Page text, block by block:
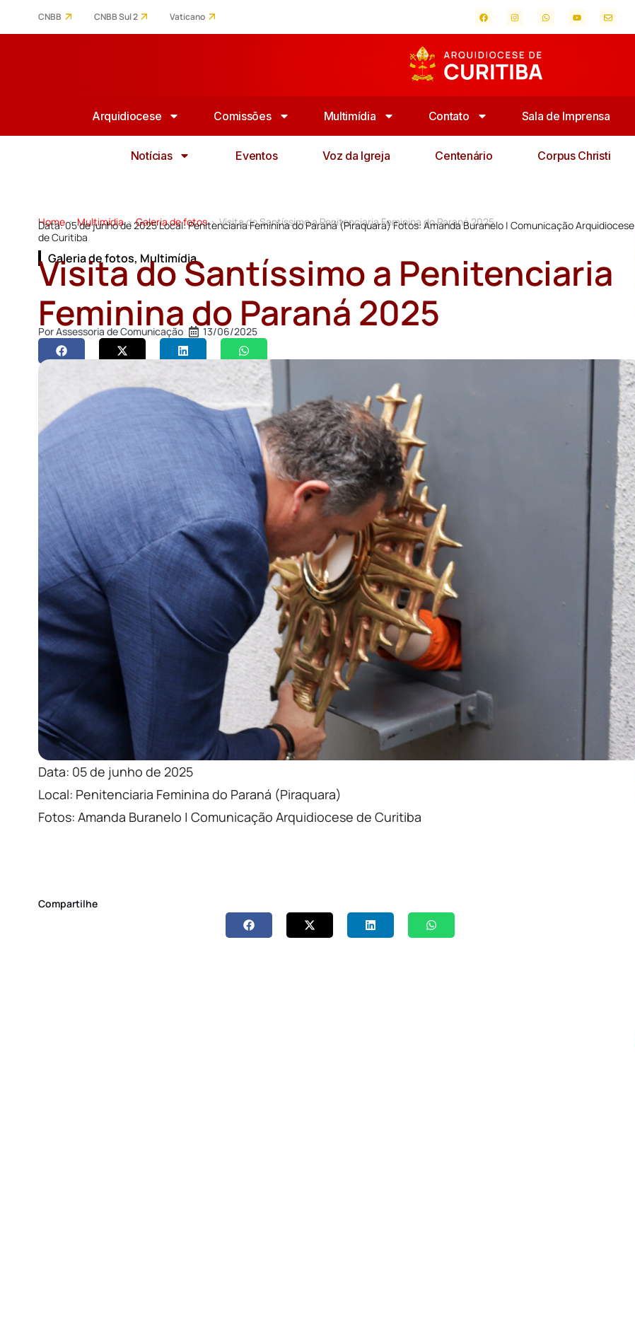
CNBB CNBB Sul 2 Vaticano
Arquidiocese Comissões Multimídia Contato Sala de Imprensa
Notícias Eventos Voz da Igreja Centenário Corpus Christi
Home > Multimídia > Galeria de fotos > Visita do Santíssimo a Penitenciaria Feminina do Paraná 2025
Data: 05 de junho de 2025 Local: Penitenciaria Feminina do Paraná (Piraquara) Fotos: Amanda Buranelo | Comunicação Arquidiocese
de Curitiba
Galeria de fotos, Multimídia
Visita do Santíssimo a Penitenciaria
Feminina do Paraná 2025
PorAssessoria de Comunicação 13/06/2025
Data: 05 de junho de 2025
Local: Penitenciaria Feminina do Paraná (Piraquara)
Fotos: Amanda Buranelo | Comunicação Arquidiocese de Curitiba
Compartilhe